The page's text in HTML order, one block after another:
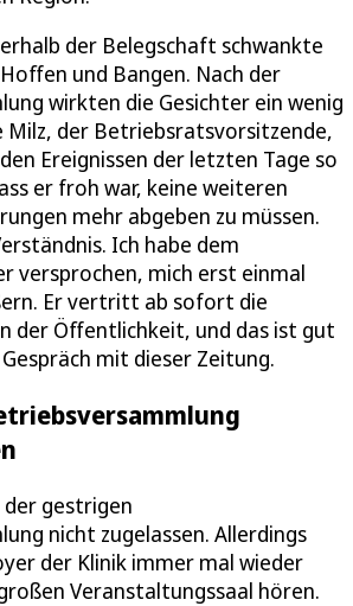
der Belegschaft schwankte
und Bangen. Nach der
wirkten die Gesichter ein wenig
Milz, der Betriebsratsvorsitzende,
Ereignissen der letzten Tage so
er froh war, keine weiteren
mehr abgeben zu müssen.
Ich habe dem
versprochen, mich erst einmal
Er vertritt ab sofort die
der Öffentlichkeit, und das ist gut
mit dieser Zeitung.
gestrigen
nicht zugelassen. Allerdings
der Klinik immer mal wieder
Veranstaltungssaal hören.